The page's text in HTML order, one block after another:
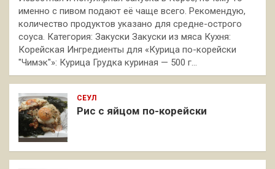
именно с пивом подают её чаще всего. Рекомендую,
количество продуктов указано для средне-острого
соуса. Категория: Закуски Закуски из мяса Кухня:
Корейская Ингредиенты для «Курица по-корейски
"Чимэк"»: Курица Грудка куриная — 500 г…
СЕУЛ
Рис с яйцом по-корейски